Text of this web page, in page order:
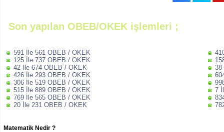
Son yapılan OBEB/OKEK işlemleri ;
591 İle 561 OBEB / OKEK
125 İle 737 OBEB / OKEK
42 İle 674 OBEB / OKEK
426 İle 293 OBEB / OKEK
306 İle 519 OBEB / OKEK
515 İle 889 OBEB / OKEK
769 İle 565 OBEB / OKEK
20 İle 231 OBEB / OKEK
38
7
Matematik Nedir ?